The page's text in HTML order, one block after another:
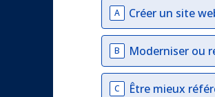
A Créer un site
B Moderniser ou
C Être mieux